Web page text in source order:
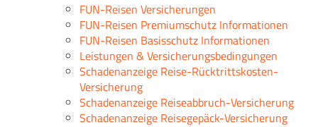
FUN-Reisen Versicherungen
FUN-Reisen Premiumschutz Informationen
FUN-Reisen Basisschutz Informationen
Leistungen & Versicherungsbedingungen
Schadenanzeige Reise-Rücktrittskosten-
Versicherung
Schadenanzeige Reiseabbruch-Versicherung
Schadenanzeige Reisegepäck-Versicherung